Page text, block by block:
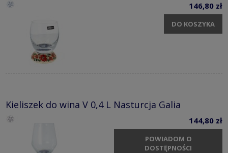
146,80 zł
DO KOSZYKA
Kieliszek do wina V 0,4 L Nasturcja Galia
144,80 zł
POWIADOM O
DOSTĘPNOŚCI